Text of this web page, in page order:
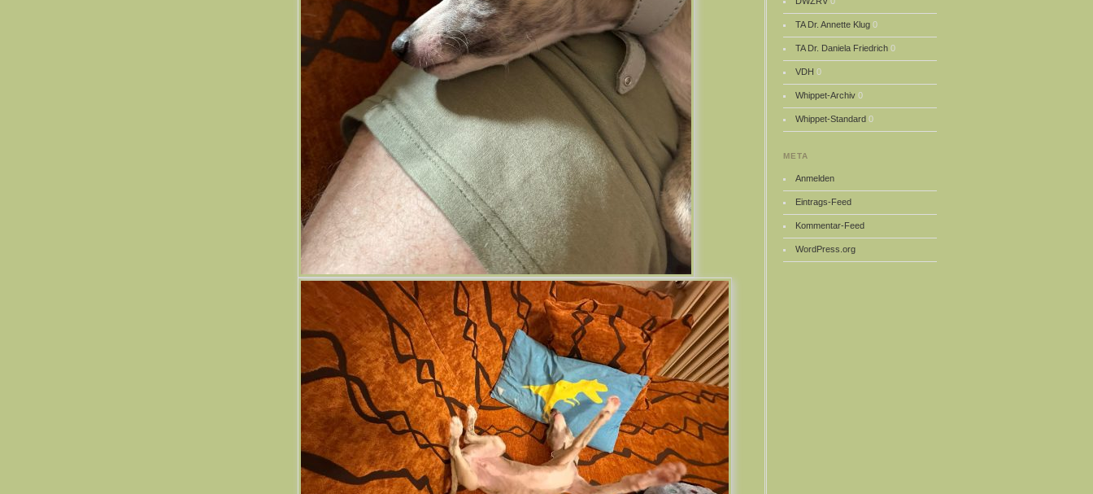
TA Dr. Annette Klug0
TA Dr. Daniela Friedrich0
VDH 0
Whippet-Archiv0
Whippet-Standard0
META
Anmelden
Eintrags-Feed
Kommentar-Feed
WordPress.org